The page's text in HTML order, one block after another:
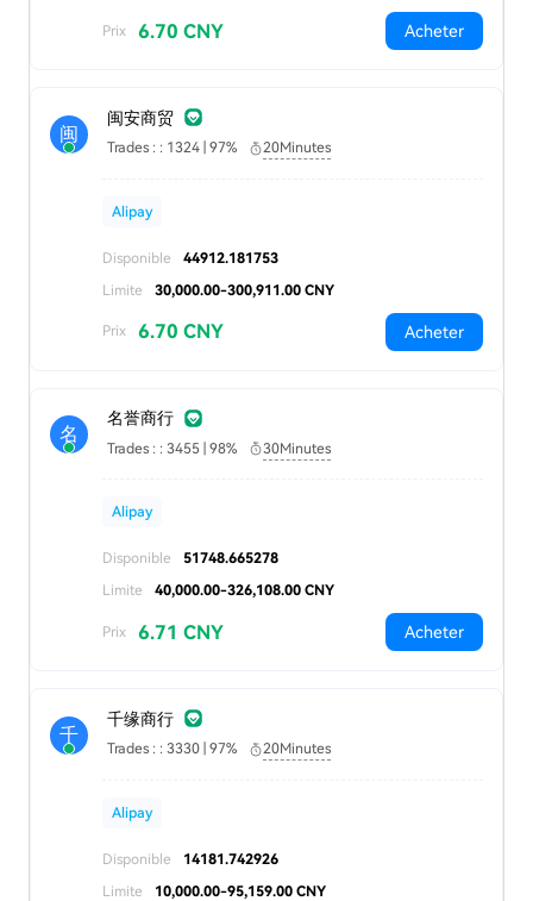
Prix 6.70 CNY Acheter
闽
闽安商贸
Trades : : 1324 | 97% 20Minutes
Alipay
Disponible
44912.181753
Limite
30,000.00-300,911.00 CNY
Prix 6.70 CNY Acheter
名
名誉商行
Trades : : 3455 | 98% 30Minutes
Alipay
Disponible
51748.665278
Limite
40,000.00-326,108.00 CNY
Prix 6.71 CNY Acheter
千
千缘商行
Trades : : 3330 | 97% 20Minutes
Alipay
Disponible
14181.742926
Limite
10,000.00-95,159.00 CNY